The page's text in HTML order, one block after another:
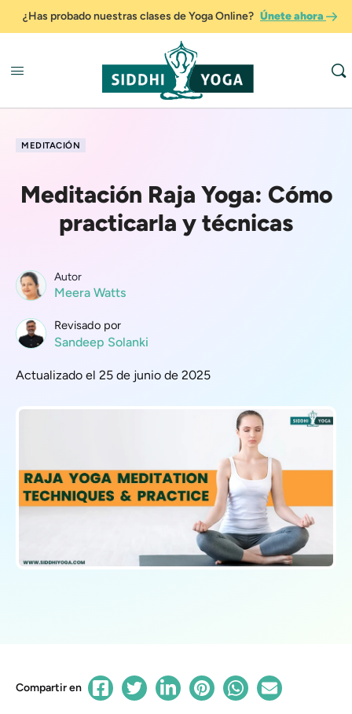
¿Has probado nuestras clases de Yoga Online? Únete ahora
MEDITACIÓN
Meditación Raja Yoga: Cómo
practicarla y técnicas
Autor
Meera Watts
Revisado por
Sandeep Solanki
Actualizado el 25 de junio de 2025
Compartir en